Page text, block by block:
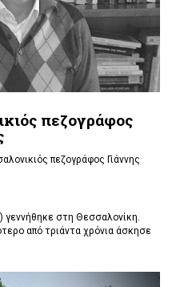
πεζογράφος
πεζογράφος Γιάννης
γεννήθηκε στη Θεσσαλονίκη.
από τριάντα χρόνια άσκησε